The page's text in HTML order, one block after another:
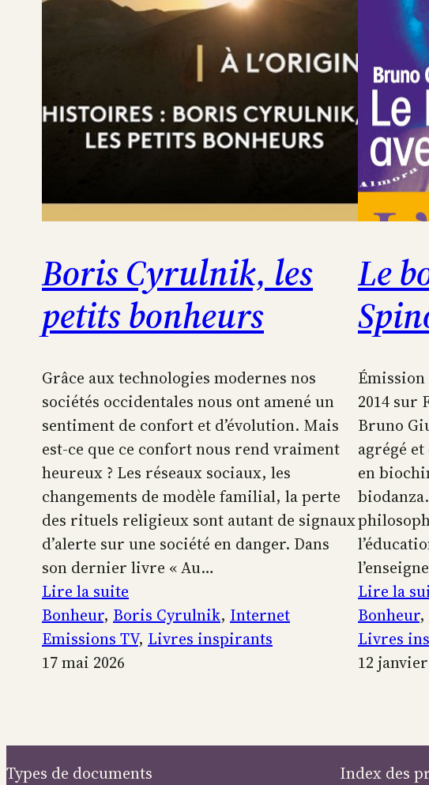
Boris Cyrulnik, les
petits bonheurs
Grâce aux technologies modernes nos
sociétés occidentales nous ont amené un
sentiment de confort et d’évolution. Mais
est-ce que ce confort nous rend vraiment
heureux ? Les réseaux sociaux, les
changements de modèle familial, la perte
des rituels religieux sont autant de signaux
d’alerte sur une société en danger. Dans
son dernier livre « Au…
Lire la suite
Boris
Cyrulnik,
Bonheur, Boris Cyrulnik, Internet
Emissions TV, Livres inspirants
17 mai 2026
Le
Émission
2014 sur
Bruno
agrégé
en
Lire la
Bonheur,
Livres
12
Types de documents
Index des